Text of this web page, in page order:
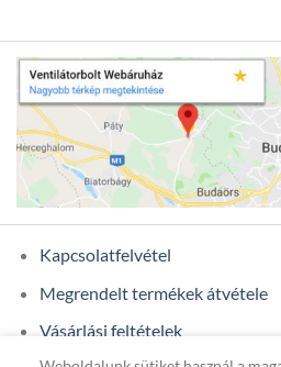
Kapcsolatfelvétel
Megrendelt termékek átvétele
Vásárlási feltételek